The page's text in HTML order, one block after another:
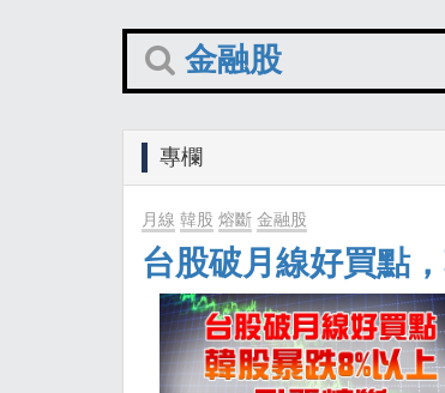
金融股
專欄
月線 韓股 熔斷 金融股
台股破月線好買點